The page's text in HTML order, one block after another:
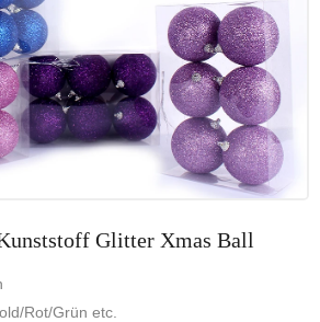
Glitter Xmas Ball
Rot/Grün etc.